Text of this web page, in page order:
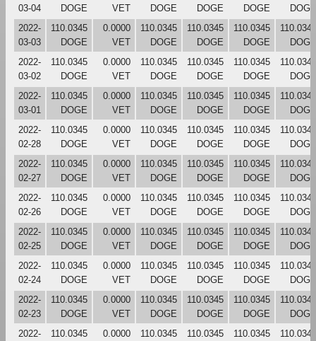
03-04
DOGE
VET
DOGE
DOGE
DOGE
DOGE
2022-
03-03
110.0345
DOGE
0.0000
VET
110.0345
DOGE
110.0345
DOGE
110.0345
DOGE
110.0345
DOGE
2022-
03-02
110.0345
DOGE
0.0000
VET
110.0345
DOGE
110.0345
DOGE
110.0345
DOGE
110.0345
DOGE
2022-
03-01
110.0345
DOGE
0.0000
VET
110.0345
DOGE
110.0345
DOGE
110.0345
DOGE
110.0345
DOGE
2022-
02-28
110.0345
DOGE
0.0000
VET
110.0345
DOGE
110.0345
DOGE
110.0345
DOGE
110.0345
DOGE
2022-
02-27
110.0345
DOGE
0.0000
VET
110.0345
DOGE
110.0345
DOGE
110.0345
DOGE
110.0345
DOGE
2022-
02-26
110.0345
DOGE
0.0000
VET
110.0345
DOGE
110.0345
DOGE
110.0345
DOGE
110.0345
DOGE
2022-
02-25
110.0345
DOGE
0.0000
VET
110.0345
DOGE
110.0345
DOGE
110.0345
DOGE
110.0345
DOGE
2022-
02-24
110.0345
DOGE
0.0000
VET
110.0345
DOGE
110.0345
DOGE
110.0345
DOGE
110.0345
DOGE
2022-
02-23
110.0345
DOGE
0.0000
VET
110.0345
DOGE
110.0345
DOGE
110.0345
DOGE
110.0345
DOGE
2022-
110.0345
0.0000
110.0345
110.0345
110.0345
110.0345